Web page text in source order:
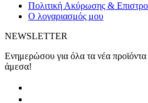
Πολιτική Ακύρωσης &
Ο λογαριασμός μου
NEWSLETTER
Ενημερώσου για όλα τα νέα
άμεσα!